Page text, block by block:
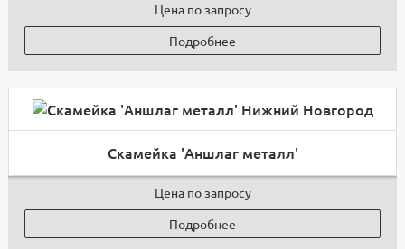
Цена по запросу
Подробнее
Скамейка 'Аншлаг металл'
Цена по запросу
Подробнее